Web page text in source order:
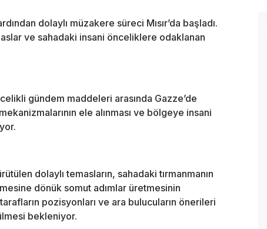
dolaylı müzakere süreci Mısır’da başladı.
ve sahadaki insani önceliklere odaklanan
gündem maddeleri arasında Gazze’de
ele alınması ve bölgeye insani
dolaylı temasların, sahadaki tırmanmanın
dönük somut adımlar üretmesinin
pozisyonları ve ara bulucuların önerileri
bekleniyor.